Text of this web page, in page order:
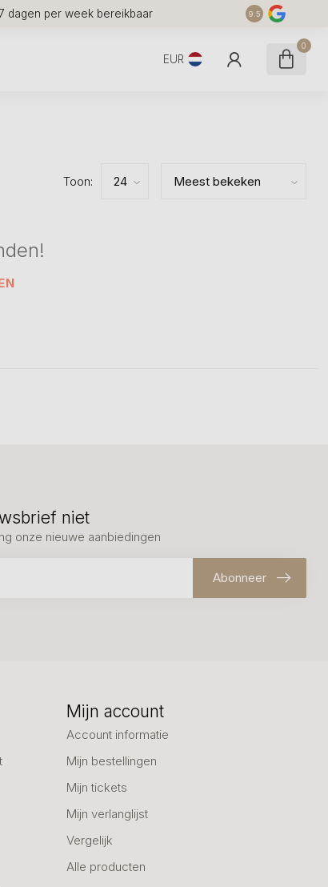
dagen per week bereikbaar 9.5
EUR
0
Toon:
niet
onze nieuwe aanbiedingen
Abonneer
Mijn account
Account informatie
Mijn bestellingen
Mijn tickets
Mijn verlanglijst
Vergelijk
Alle producten